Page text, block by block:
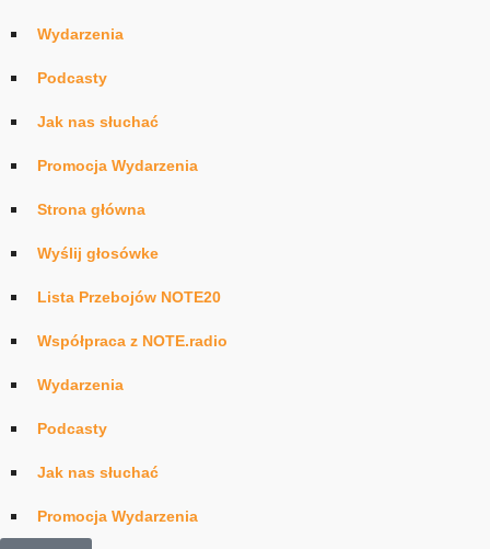
Wydarzenia
Podcasty
Jak nas słuchać
Promocja Wydarzenia
Strona główna
Wyślij głosówke
Lista Przebojów NOTE20
Współpraca z NOTE.radio
Wydarzenia
Podcasty
Jak nas słuchać
Promocja Wydarzenia